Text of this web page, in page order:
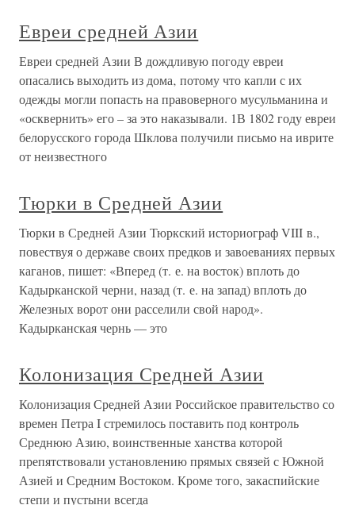
Евреи средней Азии
Евреи средней Азии В дождливую погоду евреи
опасались выходить из дома‚ потому что капли с их
одежды могли попасть на правоверного мусульманина и
«осквернить» его – за это наказывали. 1В 1802 году евреи
белорусского города Шклова получили письмо на иврите
от неизвестного
Тюрки в Средней Азии
Тюрки в Средней Азии Тюркский историограф VIII в.,
повествуя о державе своих предков и завоеваниях первых
каганов, пишет: «Вперед (т. е. на восток) вплоть до
Кадырканской черни, назад (т. е. на запад) вплоть до
Железных ворот они расселили свой народ».
Кадырканская чернь — это
Колонизация Средней Азии
Колонизация Средней Азии Российское правительство со
времен Петра I стремилось поставить под контроль
Среднюю Азию, воинственные ханства которой
препятствовали установлению прямых связей с Южной
Азией и Средним Востоком. Кроме того, закаспийские
степи и пустыни всегда